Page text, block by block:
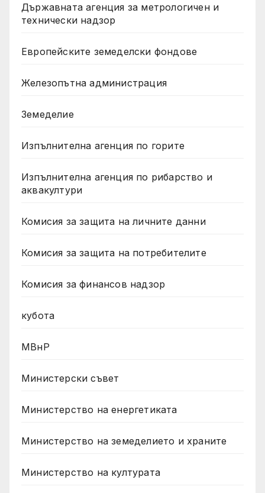
Държавната агенция за метрологичен и
технически надзор
Европейските земеделски фондове
Железопътна администрация
Земеделие
Изпълнителна агенция по горите
Изпълнителна агенция по рибарство и
аквакултури
Комисия за защита на личните данни
Комисия за защита на потребителите
Комисия за финансов надзор
кубота
МВнР
Министерски съвет
Министерство на енергетиката
Министерство на земеделието и храните
Министерство на културата